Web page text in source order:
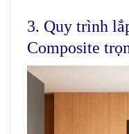
3. Quy trình
Composite